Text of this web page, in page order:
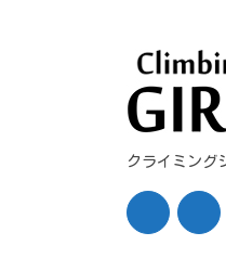
クライミング